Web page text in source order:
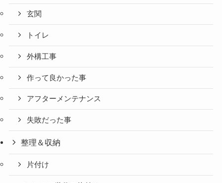
玄関
トイレ
外構工事
作って良かった事
アフターメンテナンス
失敗だった事
整理＆収納
片付け